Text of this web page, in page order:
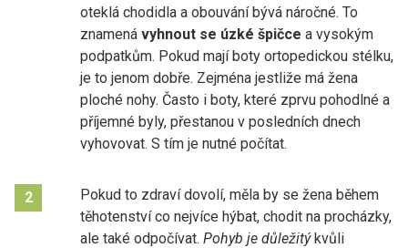
oteklá chodidla a obouvání bývá náročné. To
znamená vyhnout se úzké špičce a vysokým
podpatkům. Pokud mají boty ortopedickou stélku,
je to jenom dobře. Zejména jestliže má žena
ploché nohy. Často i boty, které zprvu pohodlné a
příjemné byly, přestanou v posledních dnech
vyhovovat. S tím je nutné počítat.
2
Pokud to zdraví dovolí, měla by se žena během
těhotenství co nejvíce hýbat, chodit na procházky,
ale také odpočívat. Pohyb je důležitýkvůli